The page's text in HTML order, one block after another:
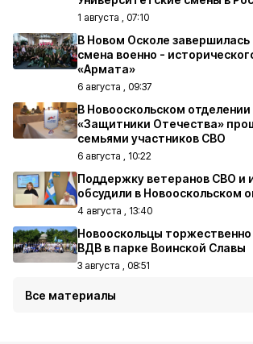
1 августа , 07:10
В Новом Осколе завершилась
смена военно -
«Армата»
6 августа , 09:37
В Новооскольском
«Защитники Отечества»
семьями участников СВО
6 августа , 10:22
Поддержку ветеранов СВО и
обсудили в Новооскольском
4 августа , 13:40
Новооскольцы
ВДВ в парке Воинской Славы
3 августа , 08:51
Все материалы